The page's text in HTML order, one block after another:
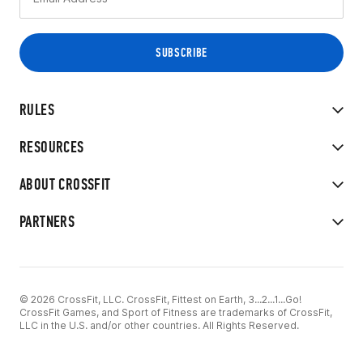
RULES
RESOURCES
ABOUT CROSSFIT
PARTNERS
© 2026 CrossFit, LLC. CrossFit, Fittest on Earth, 3...2...1...Go!
CrossFit Games, and Sport of Fitness are trademarks of CrossFit,
LLC in the U.S. and/or other countries. All Rights Reserved.